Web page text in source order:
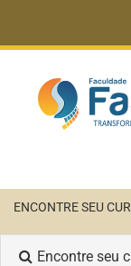
ENCONTRE SEU
Encontre seu